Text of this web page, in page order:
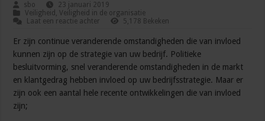
sbo
23 januari 2019
Veiligheid ,Veiligheid in de organisatie
Laat een reactie achter
5,178 Bekeken
Er zijn continue veranderende omstandigheden die van invloed
kunnen zijn op de strategie van uw bedrijf. Politieke
besluitvorming, snel veranderende omstandigheden in de markt
en klantgedrag hebben invloed op uw bedrijfsstrategie. Maar er
zijn ook een aantal hele recente ontwikkelingen die van invloed
zijn;